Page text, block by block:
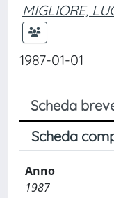
MIGLIORE,
1987-01-01
Scheda
Scheda
Anno
1987